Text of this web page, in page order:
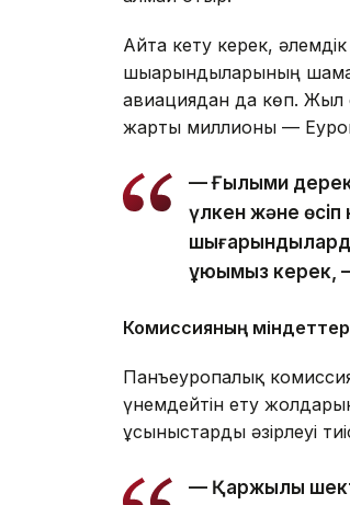
Айта кету керек,
шығарындыларының
авиациядан да көп.
жарты миллионы —
— Ғылыми
үлкен және өсіп
құюымыз керек,
Комиссияның
Панъеуропалық
үнемдейтін ету
ұсыныстарды әзірлеуі
— Қаржылық